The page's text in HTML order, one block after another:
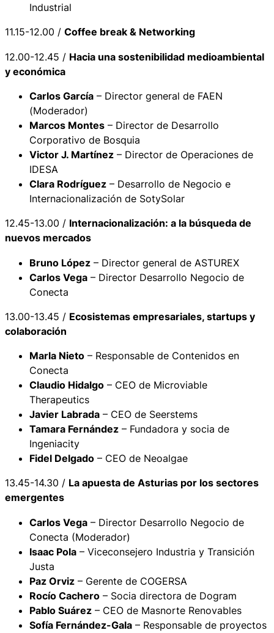
Industrial
11.15-12.00 / Coffee break & Networking
12.00-12.45 / Hacia una sostenibilidad medioambiental
y económica
Carlos García – Director general de FAEN
(Moderador)
Marcos Montes – Director de Desarrollo
Corporativo de Bosquia
Victor J. Martínez – Director de Operaciones de
IDESA
Clara Rodríguez – Desarrollo de Negocio e
Internacionalización de SotySolar
12.45-13.00 / Internacionalización: a la búsqueda de
nuevos mercados
Bruno López – Director general de ASTUREX
Carlos Vega – Director Desarrollo Negocio de
Conecta
13.00-13.45 / Ecosistemas empresariales, startups y
colaboración
Marla Nieto – Responsable de Contenidos en
Conecta
Claudio Hidalgo – CEO de Microviable
Therapeutics
Javier Labrada – CEO de Seerstems
Tamara Fernández – Fundadora y socia de
Ingeniacity
Fidel Delgado – CEO de Neoalgae
13.45-14.30 / La apuesta de Asturias por los sectores
emergentes
Carlos Vega – Director Desarrollo Negocio de
Conecta (Moderador)
Isaac Pola – Viceconsejero Industria y Transición
Justa
Paz Orviz – Gerente de COGERSA
Rocío Cachero – Socia directora de Dogram
Pablo Suárez – CEO de Masnorte Renovables
Sofía Fernández-Gala – Responsable de proyectos